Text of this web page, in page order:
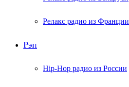
Релакс радио из Франции
Рэп
Hip-Hop радио из России